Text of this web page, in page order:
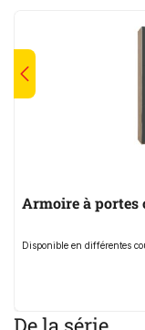
Armoire à portes
Disponible en différentes